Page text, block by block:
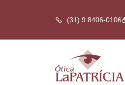
(31) 9 8406-0106